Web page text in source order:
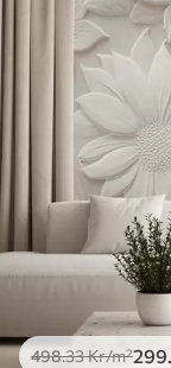
498.33Kr/m²299